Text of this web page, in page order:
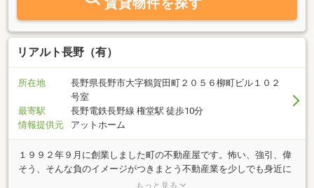
でありたいと考えております。当店は町のイベントにも積極的に参
加しております。インターネットだけでは知り得ない、地場の不動
産屋としての長い人脈があるからこその情報提供と、現代のネット
ワークを活かした情報提供が共にご好評を頂いております。また、
サルティングマスター及び太陽光発電アドバイザーの資格もあり、
多くの幅広いご相談にも応じております。査定依頼も完全無料で行
っております。わかりやすい資料を持ってご説明をさせて頂いてお
りますので、まずはお気軽にお話をお聞かせくださいませ。
賃貸物件を探す
リアルト長野（有）
所在地
長野県長野市大字鶴賀田町２０５６柳町ビル１０２
号室
最寄駅
長野電鉄長野線 権堂駅 徒歩10分
情報提供元
アットホーム
１９９２年９月に創業しました町の不動産屋です。怖い、強引、偉
そう、そんな負のイメージがつきまとう不動産業を少しでも身近に
感じていただけるようにお客様の立場にたってお部屋探しのお手伝
もっと見る